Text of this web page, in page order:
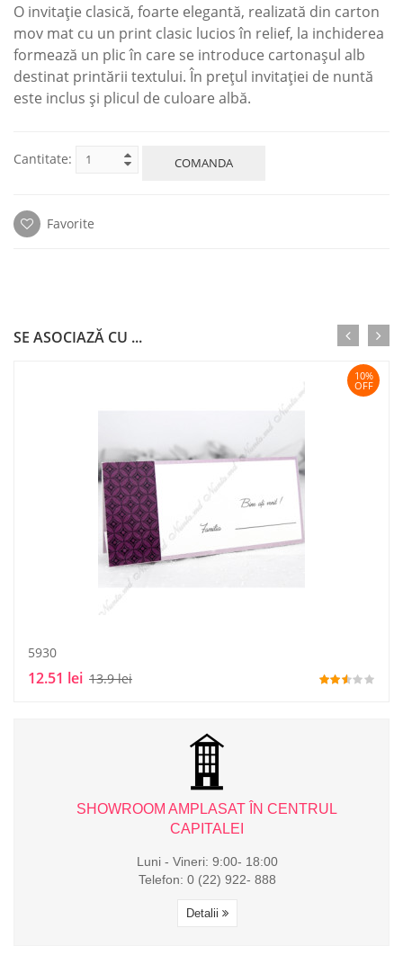
O invitație clasică, foarte elegantă, realizată din carton
mov mat cu un print clasic lucios în relief, la inchiderea
formează un plic în care se introduce cartonașul alb
destinat printării textului. În prețul invitației de nuntă
este inclus și plicul de culoare albă.
Cantitate: COMANDA
Favorite
SE ASOCIAZĂ CU ...
10%
OFF
5930
12.51 lei 13.9 lei
SHOWROOM AMPLASAT ÎN CENTRUL
CAPITALEI
Luni - Vineri: 9:00- 18:00
Telefon: 0 (22) 922- 888
Detalii